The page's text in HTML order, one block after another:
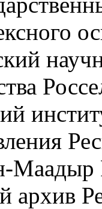
Маадыр
архив